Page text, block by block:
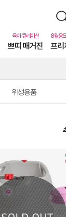
쁘띠 매거진 프리
위생용품